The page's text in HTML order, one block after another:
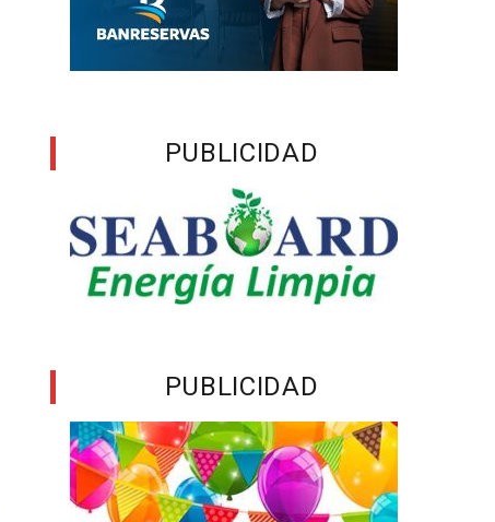
PUBLICIDAD
PUBLICIDAD